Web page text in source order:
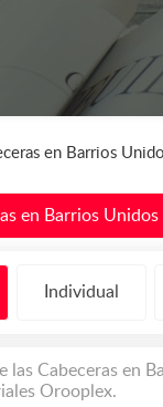
en Barrios
en Barrios Unidos
Individual
las Cabeceras en
Orooplex.